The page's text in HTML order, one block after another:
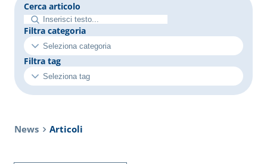
Cerca articolo
Filtra categoria
Filtra tag
News Articoli